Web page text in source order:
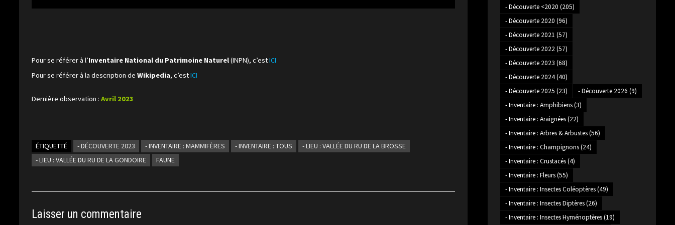
Pour se référer à l’Inventaire National du Patrimoine Naturel(INPN), c’estICI
Pour se référer à la description deWikipedia, c’estICI
Dernière observation :Avril 2023
ÉTIQUETTÉ - DÉCOUVERTE 2023 - INVENTAIRE : MAMMIFÈRES - INVENTAIRE : TOUS
- LIEU : VALLÉE DU RU DE LA BROSSE
- LIEU : VALLÉE DU RU DE LA GONDOIRE
FAUNE
Laisser un commentaire
- Découverte <2020 (205)
- Découverte 2020 (96)
- Découverte 2021 (57)
- Découverte 2022(57)
- Découverte 2023 (68)
- Découverte 2024(40)
- Découverte 2025 (23) - Découverte 2026 (9)
- Inventaire : Amphibiens(3)
- Inventaire : Araignées(22)
- Inventaire : Arbres & Arbustes(56)
- Inventaire : Champignons(24)
- Inventaire : Crustacés(4)
- Inventaire : Fleurs(55)
- Inventaire : Insectes Coléoptères(49)
- Inventaire : Insectes Diptères(26)
- Inventaire : Insectes Hyménoptères(19)